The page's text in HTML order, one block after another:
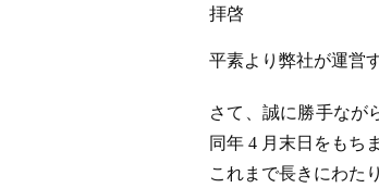
拝啓
平素より弊社が運営
さて、誠に勝手なが
同年 4 月末日をもち
これまで長きにわた